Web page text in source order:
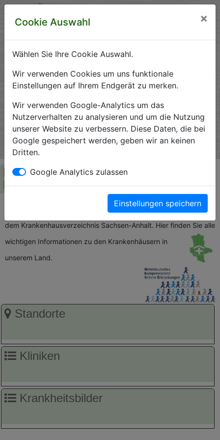
Krankenhausverzeichnis
Sachsen-Anhalt
Ein Service der Krankenhausgesellschaft Sachsen-Anhalt
e.V.
Herzlich Willkommen auf den Seiten der
Krankenhäuser Sachsen-Anhalts
Die Krankenhausgesellschaft Sachsen-Anhalt begrüßt Sie auf
dem Krankenhausverzeichnis Sachsen-Anhalt. Hier finden Sie alle
wichtigen Informationen zu den Krankenhäusern in
unserem Land.
Standorte
Kliniken
Krankheitsbilder
Cookie Auswahl ×
Wählen Sie Ihre Cookie Auswahl.
Wir verwenden Cookies um uns funktionale
Einstellungen auf Ihrem Endgerät zu merken.
Wir verwenden Google-Analytics um das
Nutzerverhalten zu analysieren und um die Nutzung
unserer Website zu verbessern. Diese Daten, die bei
Google gespeichert werden, geben wir an keinen
Dritten.
Google Analytics zulassen
Einstellungen speichern